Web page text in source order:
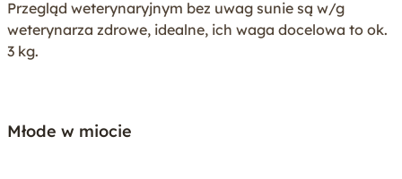
Tak Sprawdzony stan zdrowia
Przegląd weterynaryjnym bez uwag sunie są w/g
weterynarza zdrowe, idealne, ich waga docelowa to ok.
3 kg.
Młode w miocie